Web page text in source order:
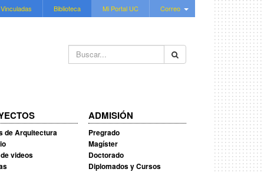
Biblioteca Mi Portal UC Correo
Buscar...
de Arquitectura
videos
ADMISIÓN
Pregrado
Magíster
Doctorado
Diplomados y Cursos